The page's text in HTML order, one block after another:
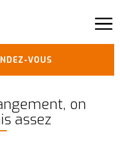
VOUS
on
assez